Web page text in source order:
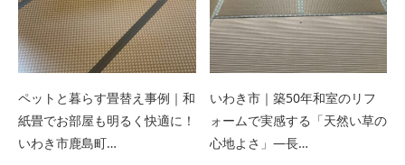
ペットと暮らす畳替え事例｜和
紙畳でお部屋も明るく快適に！
いわき市鹿島町…
いわき市｜築50年和室のリフ
ォームで実感する「天然い草の
心地よさ」—長…